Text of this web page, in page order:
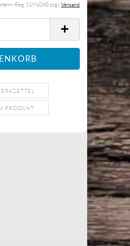
Reg. §19 UStG zzgl.Versand
PRODUKT